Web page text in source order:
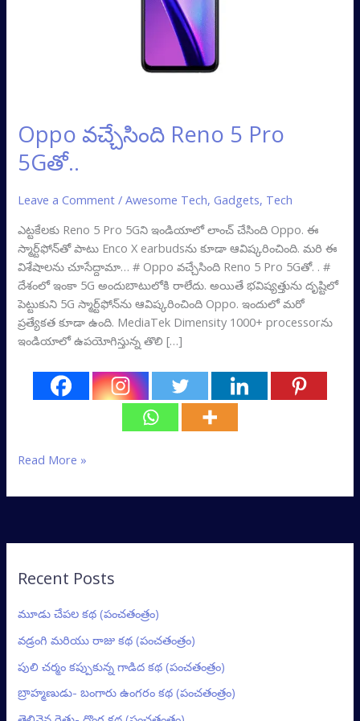
Oppo వచ్చేసింది Reno 5 Pro
5Gతో..
Leave a Comment /Awesome Tech,Gadgets, Tech
ఎట్టకేలకు Reno 5 Pro 5Gని ఇండియాలో లాంచ్ చేసింది Oppo. ఈ
స్మార్ట్‌ఫోన్‌తో పాటు Enco X earbudsను కూడా ఆవిష్కరించింది. మరి ఈ
విశేషాలను చూసేద్దామా… # Oppo వచ్చేసింది Reno 5 Pro 5Gతో. . #
దేశంలో ఇంకా 5G అందుబాటులోకి రాలేదు. అయితే భవిష్యత్తును దృష్టిలో
పెట్టుకుని 5G స్మార్ట్‌ఫోన్‌ను ఆవిష్కరించింది Oppo. ఇందులో మరో
ప్రత్యేకత కూడా ఉంది. MediaTek Dimensity 1000+ processorను
ఇండియాలో ఉపయోగిస్తున్న తొలి […]
Read More »
Recent Posts
మూడు చేపల కథ (పంచతంత్రం)
వడ్రంగి మరియు రాజు కథ (పంచతంత్రం)
పులి చర్మం కప్పుకున్న గాడిద కథ (పంచతంత్రం)
బ్రాహ్మణుడు- బంగారు ఉంగరం కథ (పంచతంత్రం)